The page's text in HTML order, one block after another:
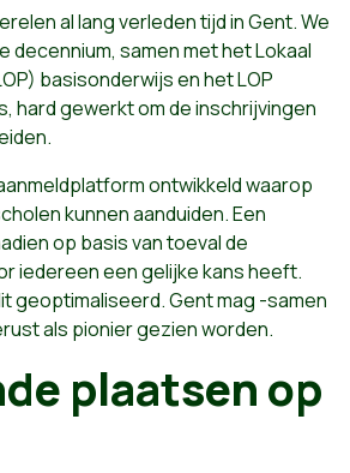
al lang verleden tijd in Gent. We
decennium, samen met het Lokaal
basisonderwijs en het LOP
hard gewerkt om de inschrijvingen
ontwikkeld waarop
kunnen aanduiden. Een
op basis van toeval de
iedereen een gelijke kans heeft.
geoptimaliseerd. Gent mag -samen
als pionier gezien worden.
plaatsen op